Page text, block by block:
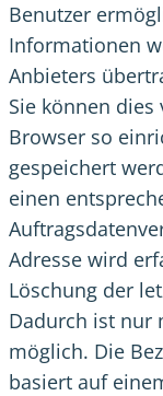
Benutzer
Informationen
Anbieters
Sie können
Browser so
gespeichert
einen
Adresse wird
Löschung der
Dadurch ist nur
möglich. Die
basiert auf